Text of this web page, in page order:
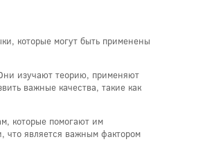
которые могут быть применены
изучают теорию, применяют
важные качества, такие как
которые помогают им
что является важным фактором